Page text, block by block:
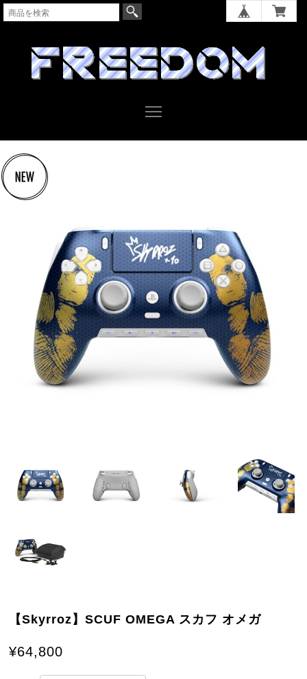
【Skyrroz】SCUF OMEGA スカフ オメガ
¥64,800